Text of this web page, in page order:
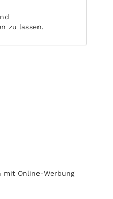
zu lassen.
mit Online-Werbung